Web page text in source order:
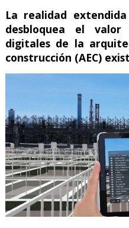
La realidad
desbloquea el
digitales de la
construcción (AEC)